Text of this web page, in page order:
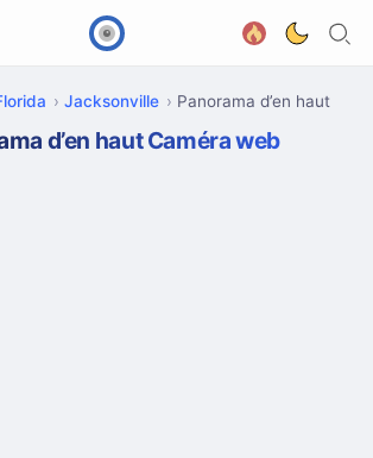
Jacksonville Panorama d’en haut
d’en haut Caméra web